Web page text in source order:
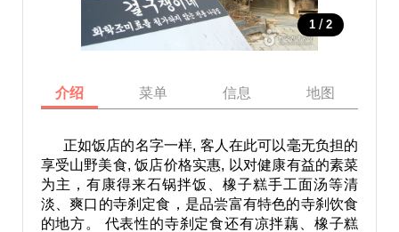
1 / 2
介绍 菜单 信息 地图
正如饭店的名字一样, 客人在此可以毫无负担的
享受山野美食, 饭店价格实惠, 以对健康有益的素菜
为主，有康得来石锅拌饭、橡子糕手工面汤等清
淡、爽口的寺刹定食，是品尝富有特色的寺刹饮食
的地方。 代表性的寺刹定食还有凉拌藕、橡子糕